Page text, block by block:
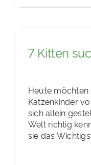
7 Kitten
Heute möchten
Katzenkinder
sich allein
Welt richtig
sie das